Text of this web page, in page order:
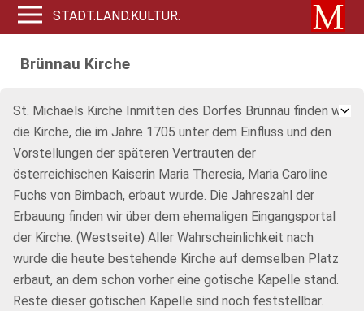
STADT.LAND.KULTUR.
Brünnau Kirche
St. Michaels Kirche Inmitten des Dorfes Brünnau finden wir
die Kirche, die im Jahre 1705 unter dem Einfluss und den
Vorstellungen der späteren Vertrauten der
österreichischen Kaiserin Maria Theresia, Maria Caroline
Fuchs von Bimbach, erbaut wurde. Die Jahreszahl der
Erbauung finden wir über dem ehemaligen Eingangsportal
der Kirche. (Westseite) Aller Wahrscheinlichkeit nach
wurde die heute bestehende Kirche auf demselben Platz
erbaut, an dem schon vorher eine gotische Kapelle stand.
Reste dieser gotischen Kapelle sind noch feststellbar.